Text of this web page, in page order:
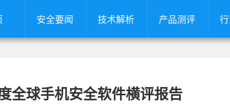
安全要闻 技术解析 产品测评
全球手机安全软件横评报告